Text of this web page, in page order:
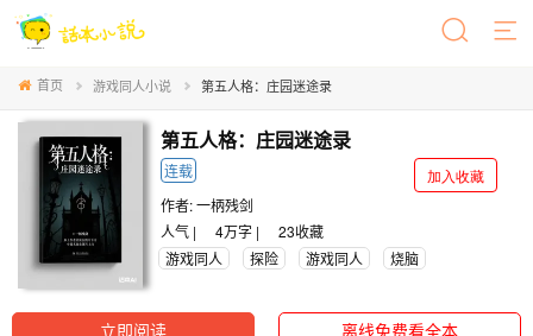
首页 游戏同人小说 第五人格：庄园迷途录
第五人格：庄园迷途录
连载
加入收藏
作者:一柄残剑
人气 |
4万字 | 23收藏
游戏同人
探险 游戏同人 烧脑
立即阅读 离线免费看全本